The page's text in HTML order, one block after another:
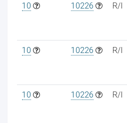
10 10226 R/I
10 10226 R/I
10 10226 R/I